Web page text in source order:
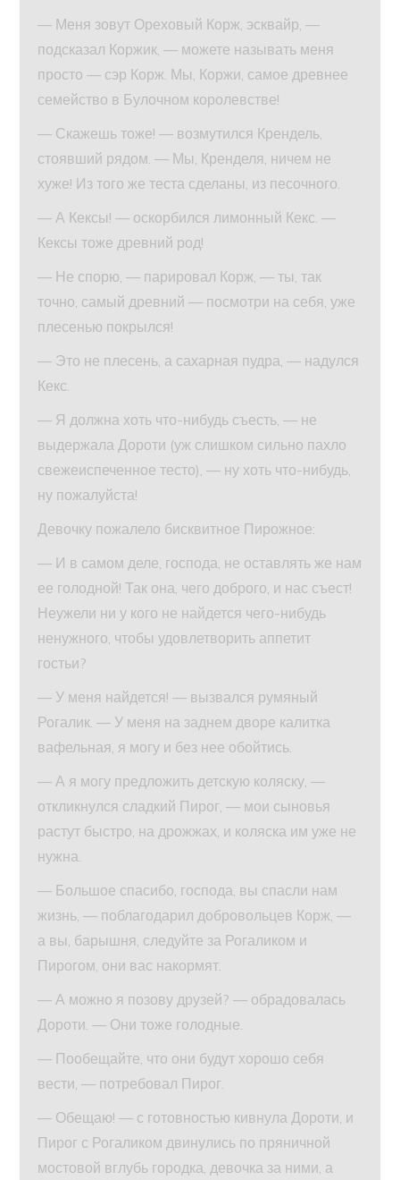
— Меня зовут Ореховый Корж, эсквайр, —
подсказал Коржик, — можете называть меня
просто — сэр Корж. Мы, Коржи, самое древнее
семейство в Булочном королевстве!
— Скажешь тоже! — возмутился Крендель,
стоявший рядом. — Мы, Кренделя, ничем не
хуже! Из того же теста сделаны, из песочного.
— А Кексы! — оскорбился лимонный Кекс. —
Кексы тоже древний род!
— Не спорю, — парировал Корж, — ты, так
точно, самый древний — посмотри на себя, уже
плесенью покрылся!
— Это не плесень, а сахарная пудра, — надулся
Кекс.
— Я должна хоть что-нибудь съесть, — не
выдержала Дороти (уж слишком сильно пахло
свежеиспеченное тесто), — ну хоть что-нибудь,
ну пожалуйста!
Девочку пожалело бисквитное Пирожное:
— И в самом деле, господа, не оставлять же нам
ее голодной! Так она, чего доброго, и нас съест!
Неужели ни у кого не найдется чего-нибудь
ненужного, чтобы удовлетворить аппетит
гостьи?
— У меня найдется! — вызвался румяный
Рогалик. — У меня на заднем дворе калитка
вафельная, я могу и без нее обойтись.
— А я могу предложить детскую коляску, —
откликнулся сладкий Пирог, — мои сыновья
растут быстро, на дрожжах, и коляска им уже не
нужна.
— Большое спасибо, господа, вы спасли нам
жизнь, — поблагодарил добровольцев Корж, —
а вы, барышня, следуйте за Рогаликом и
Пирогом, они вас накормят.
— А можно я позову друзей? — обрадовалась
Дороти. — Они тоже голодные.
— Пообещайте, что они будут хорошо себя
вести, — потребовал Пирог.
— Обещаю! — с готовностью кивнула Дороти, и
Пирог с Рогаликом двинулись по пряничной
мостовой вглубь городка, девочка за ними, а